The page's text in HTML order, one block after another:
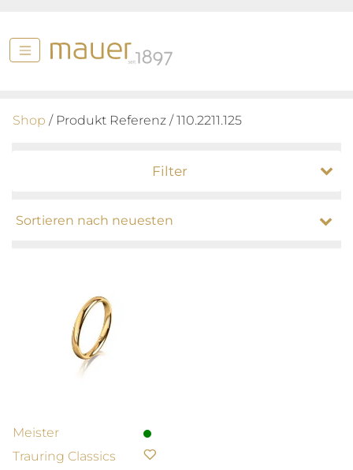
Shop / Produkt Referenz / 110.2211.125
Filter
Meister
Trauring Classics